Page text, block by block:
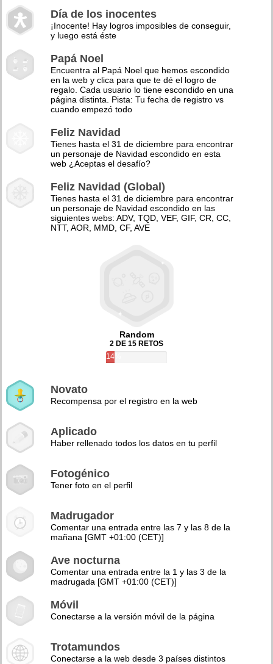
Día de los inocentes
¡Inocente! Hay logros imposibles de conseguir,
y luego está éste
Papá Noel
Encuentra al Papá Noel que hemos escondido
en la web y clica para que te dé el logro de
regalo. Cada usuario lo tiene escondido en una
página distinta. Pista: Tu fecha de registro vs
cuando empezó todo
Feliz Navidad
Tienes hasta el 31 de diciembre para encontrar
un personaje de Navidad escondido en esta
web ¿Aceptas el desafío?
Feliz Navidad (Global)
Tienes hasta el 31 de diciembre para encontrar
un personaje de Navidad escondido en las
siguientes webs: ADV, TQD, VEF, GIF, CR, CC,
NTT, AOR, MMD, CF, AVE
Random
2 DE 15 RETOS
14%
Novato
Recompensa por el registro en la web
Aplicado
Haber rellenado todos los datos en tu perfil
Fotogénico
Tener foto en el perfil
Madrugador
Comentar una entrada entre las 7 y las 8 de la
mañana [GMT +01:00 (CET)]
Ave nocturna
Comentar una entrada entre la 1 y las 3 de la
madrugada [GMT +01:00 (CET)]
Móvil
Conectarse a la versión móvil de la página
Trotamundos
Conectarse a la web desde 3 países distintos